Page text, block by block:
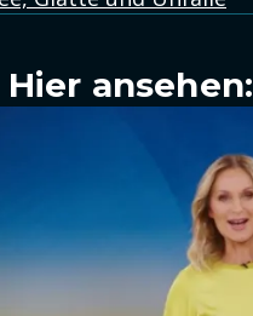
ansehen: